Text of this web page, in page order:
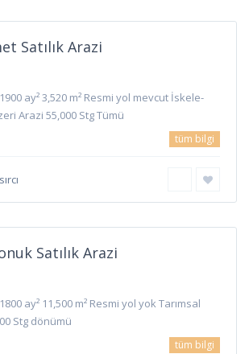
Satılık Arazi
ay² 3,520 m² Resmi yol mevcut İskele-
Arazi 55,000 Stg Tümü
tüm bilgi
Satılık Arazi
ay² 11,500 m² Resmi yol yok Tarımsal
Stg dönümü
tüm bilgi